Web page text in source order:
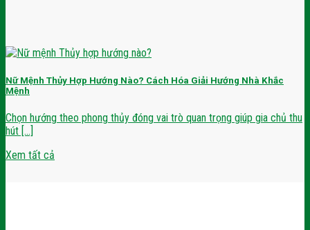
Nữ Mệnh Thủy Hợp Hướng Nào? Cách Hóa Giải Hướng Nhà Khắc
Mệnh
Chọn hướng theo phong thủy đóng vai trò quan trọng giúp gia chủ thu
hút [...]
Xem tất cả